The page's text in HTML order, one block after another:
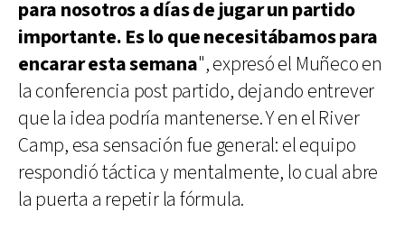
para nosotros a días de jugar un partido
importante. Es lo que necesitábamos para
encarar esta semana", expresó el Muñeco en
la conferencia post partido, dejando entrever
que la idea podría mantenerse. Y en el River
Camp, esa sensación fue general: el equipo
respondió táctica y mentalmente, lo cual abre
la puerta a repetir la fórmula.